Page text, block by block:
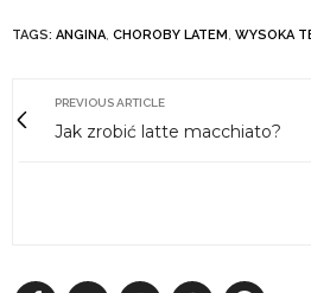
TAGS: ANGINA, CHOROBY LATEM, WYSOKA
PREVIOUS ARTICLE
Jak zrobić latte macchiato?